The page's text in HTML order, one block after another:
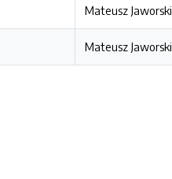
Mateusz Jaworski
Mateusz Jaworski